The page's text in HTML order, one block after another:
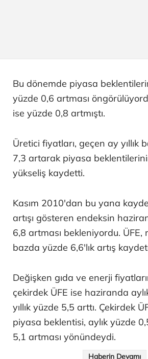
Bu dönemde piyasa
yüzde 0,6 artması
ise yüzde 0,8 artmıştı.
Üretici fiyatları, geçen ay yıllık
7,3 artarak piyasa
yükseliş kaydetti.
Kasım 2010'dan bu yana
artışı gösteren endeksin
6,8 artması bekleniyordu. ÜFE,
bazda yüzde 6,6'lık artış
Değişken gıda ve enerji
çekirdek ÜFE ise haziranda
yıllık yüzde 5,5 arttı. Çekirdek
piyasa beklentisi, aylık yüzde
5,1 artması yönündeydi.
Haberin Devamı